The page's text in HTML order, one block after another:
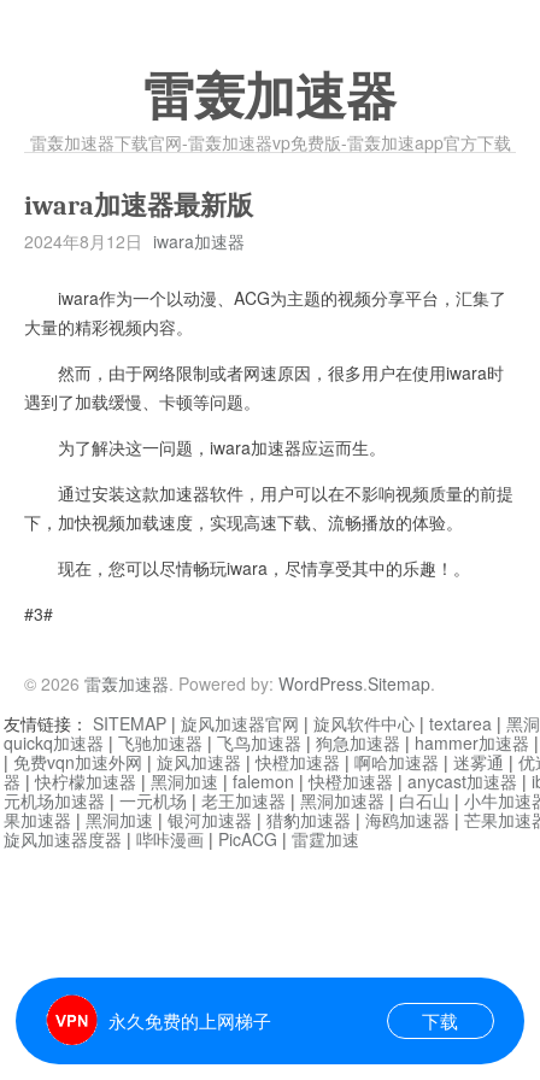
雷轰加速器
雷轰加速器下载官网-雷轰加速器vp免费版-雷轰加速app官方下载
iwara加速器最新版
2024年8月12日 iwara加速器
iwara作为一个以动漫、ACG为主题的视频分享平台，汇集了
大量的精彩视频内容。
然而，由于网络限制或者网速原因，很多用户在使用iwara时
遇到了加载缓慢、卡顿等问题。
为了解决这一问题，iwara加速器应运而生。
通过安装这款加速器软件，用户可以在不影响视频质量的前提
下，加快视频加载速度，实现高速下载、流畅播放的体验。
现在，您可以尽情畅玩iwara，尽情享受其中的乐趣！。
#3#
© 2026 雷轰加速器. Powered by: WordPress.Sitemap.
永久免费的上网梯子 下载
友情链接： SITEMAP | 旋风加速器官网 | 旋风软件中心 | textarea | 黑
quickq加速器 | 飞驰加速器 | 飞鸟加速器 | 狗急加速器 | hammer加速器
| 免费vqn加速外网 | 旋风加速器 |快橙加速器 | 啊哈加速器 | 迷雾通 | 优
器 |快柠檬加速器 | 黑洞加速 | falemon |快橙加速器 | anycast加速器 |
元机场加速器 | 一元机场 | 老王加速器 | 黑洞加速器 | 白石山 | 小牛加速
果加速器 | 黑洞加速 | 银河加速器 | 猎豹加速器 | 海鸥加速器 | 芒果加速
旋风加速器度器 | 哔咔漫画 | PicACG | 雷霆加速